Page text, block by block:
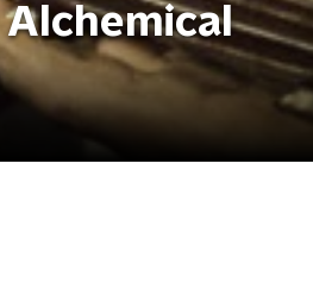
Alchemical